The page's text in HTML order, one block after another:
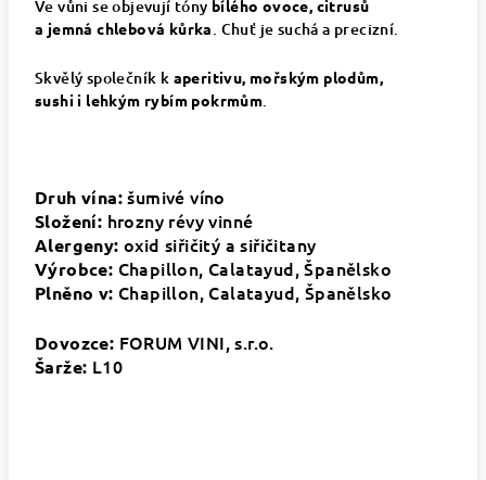
Ve vůni se objevují tóny bílého ovoce, citrusů
a jemná chlebová kůrka. Chuť je suchá a precizní.
Skvělý společník k aperitivu, mořským plodům,
sushi i lehkým rybím pokrmům.
Druh vína:šumivé víno
Složení: hrozny révy vinné
Alergeny: oxid siřičitý a siřičitany
Výrobce: Chapillon, Calatayud, Španělsko
Plněno v: Chapillon, Calatayud, Španělsko
Dovozce: FORUM VINI, s.r.o.
Šarže: L10